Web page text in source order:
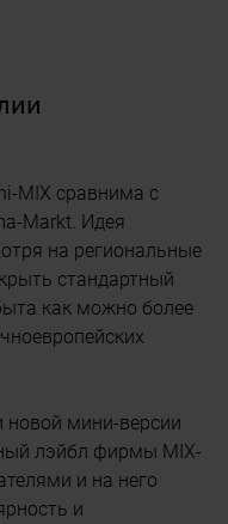
MIX сравнима с
Markt. Идея
на региональные
стандартный
как можно более
новой мини-версии
лэйбл фирмы MIX-
и на него
и